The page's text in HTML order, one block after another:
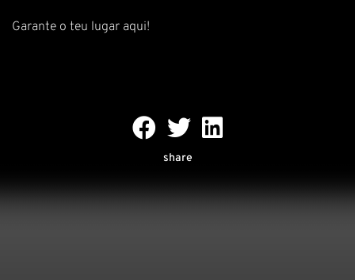
Garante o teu lugar aqui!
share